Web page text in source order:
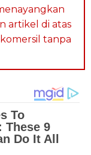
artikel di atas
tanpa